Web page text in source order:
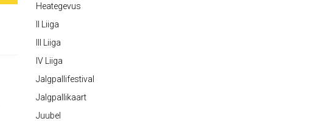
Heategevus
II Liiga
III Liiga
IV Liiga
Jalgpallifestival
Jalgpallikaart
Juubel